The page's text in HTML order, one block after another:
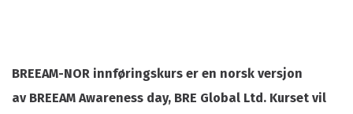
BREEAM-NOR innføringskurs er en norsk versjon
av BREEAM Awareness day, BRE Global Ltd. Kurset vil